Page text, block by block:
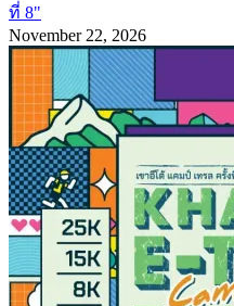
ที่ 8"
November 22, 2026